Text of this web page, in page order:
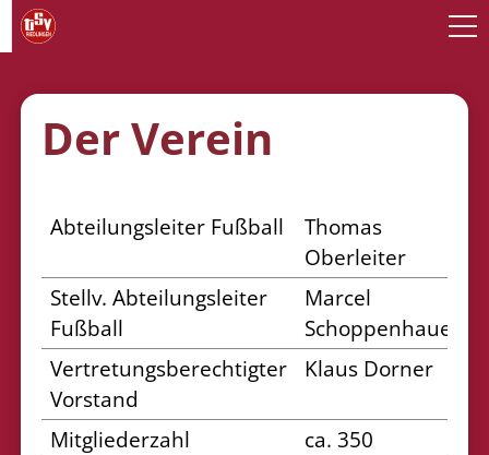
Der Verein
Abteilungsleiter Fußball
Thomas
Oberleiter
Stellv. Abteilungsleiter
Fußball
Marcel
Schoppenhauer
Vertretungsberechtigter
Vorstand
Klaus Dorner
Mitgliederzahl
ca. 350